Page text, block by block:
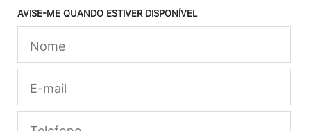
AVISE-ME QUANDO ESTIVER DISPONÍVEL